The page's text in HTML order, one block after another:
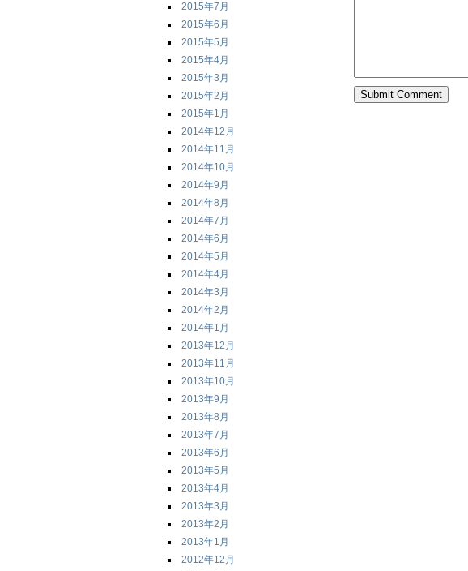
2015年7月
2015年6月
2015年5月
2015年4月
2015年3月
2015年2月
2015年1月
2014年12月
2014年11月
2014年10月
2014年9月
2014年8月
2014年7月
2014年6月
2014年5月
2014年4月
2014年3月
2014年2月
2014年1月
2013年12月
2013年11月
2013年10月
2013年9月
2013年8月
2013年7月
2013年6月
2013年5月
2013年4月
2013年3月
2013年2月
2013年1月
2012年12月